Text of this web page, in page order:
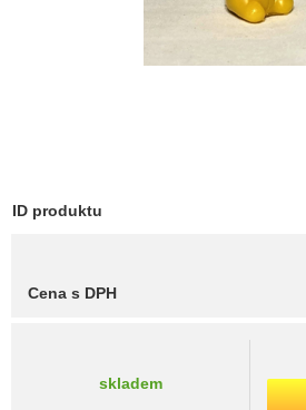
ID produktu
Cena s DPH
skladem